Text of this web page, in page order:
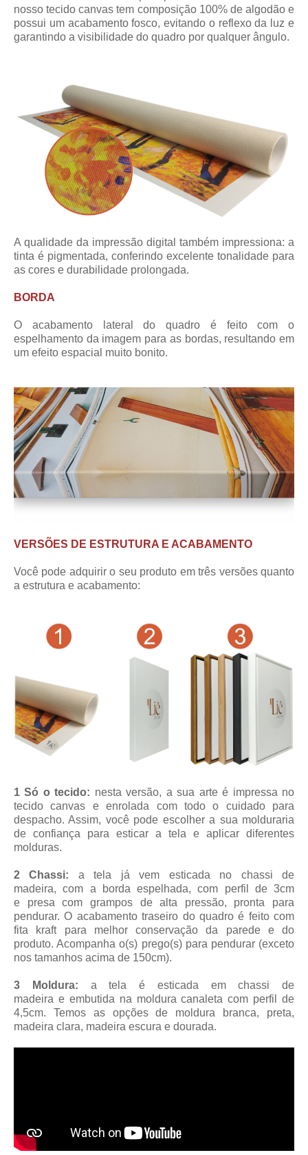
nosso tecido canvas tem composição 100% de algodão e
possui um acabamento fosco, evitando o reflexo da luz e
garantindo a visibilidade do quadro por qualquer ângulo.
A qualidade da impressão digital também impressiona: a
tinta é pigmentada, conferindo excelente tonalidade para
as cores e durabilidade prolongada.
BORDA
O acabamento lateral do quadro é feito com o
espelhamento da imagem para as bordas, resultando em
um efeito espacial muito bonito.
VERSÕES DE ESTRUTURA E ACABAMENTO
Você pode adquirir o seu produto em três versões quanto
a estrutura e acabamento:
1 Só o tecido: nesta versão, a sua arte é impressa no
tecido canvas e enrolada com todo o cuidado para
despacho. Assim, você pode escolher a sua molduraria
de confiança para esticar a tela e aplicar diferentes
molduras.
2 Chassi: a tela já vem esticada no chassi de
madeira, com a borda espelhada, com perfil de 3cm
e presa com grampos de alta pressão, pronta para
pendurar. O acabamento traseiro do quadro é feito com
fita kraft para melhor conservação da parede e do
produto. Acompanha o(s) prego(s) para pendurar (exceto
nos tamanhos acima de 150cm).
3 Moldura:
a tela é esticada em chassi de
madeira e embutida na moldura canaletacom perfil de
4,5cm. Temos as opções de moldura branca, preta,
madeira clara, madeira escura e dourada.